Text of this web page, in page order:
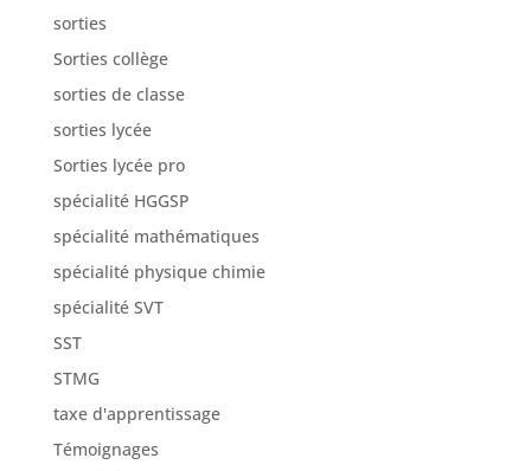
sorties
Sorties collège
sorties de classe
sorties lycée
Sorties lycée pro
spécialité HGGSP
spécialité mathématiques
spécialité physique chimie
spécialité SVT
SST
STMG
taxe d'apprentissage
Témoignages